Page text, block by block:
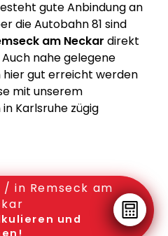
gute Anbindung an
die Autobahn 81 sind
am Neckar direkt
nahe gelegene
gut erreicht werden
mit unserem
Karlsruhe zügig
in Remseck am
und